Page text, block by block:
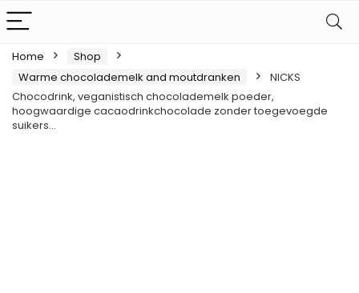
Home
Shop
Warme chocolademelk and moutdranken
NICKS
Chocodrink, veganistisch chocolademelk poeder,
hoogwaardige cacaodrinkchocolade zonder toegevoegde
suikers…